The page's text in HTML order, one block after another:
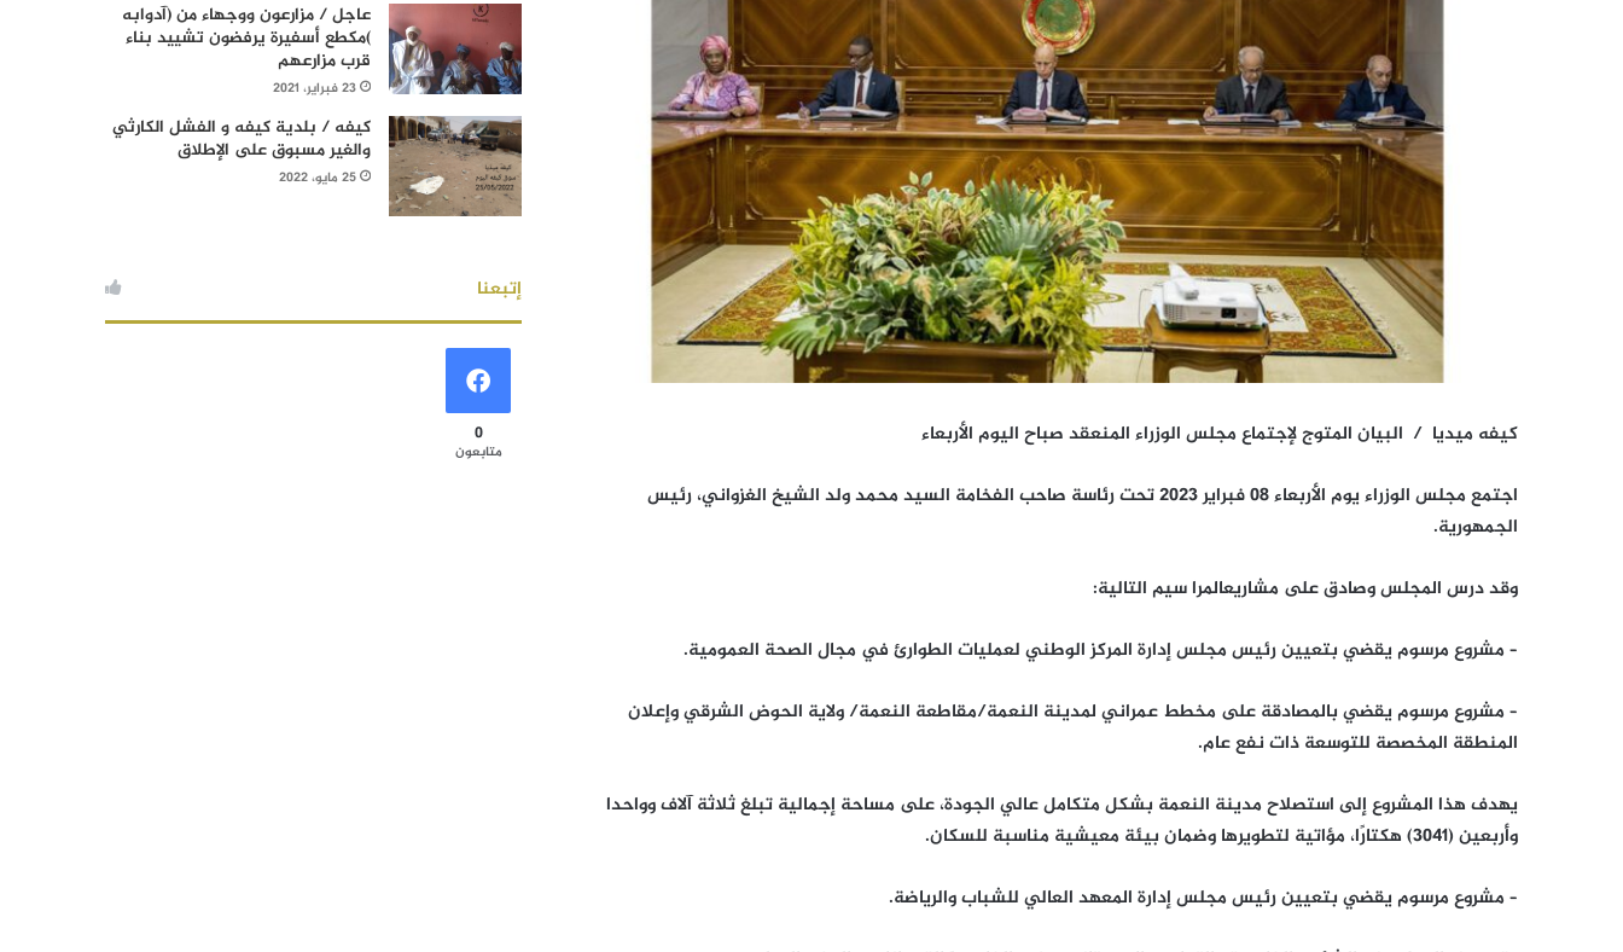
كيفه ميديا / البيان المتوج لإجتماع مجلس الوزراء المنعقد صباح اليوم الأربعاء
اجتمع مجلس الوزراء يوم الأربعاء 08 فبراير 2023 تحت رئاسة صاحب الفخامة السيد محمد ولد الشيخ الغزواني، رئيس
الجمهورية.
وقد درس المجلس وصادق على مشاريعالمرا سيم التالية:
– مشروع مرسوم يقضي بتعيين رئيس مجلس إدارة المركز الوطني لعمليات الطوارئ في مجال الصحة العمومية.
– مشروع مرسوم يقضي بالمصادقة على مخطط عمراني لمدينة النعمة/مقاطعة النعمة/ ولاية الحوض الشرقي وإعلان
المنطقة المخصصة للتوسعة ذات نفع عام.
يهدف هذا المشروع إلى استصلاح مدينة النعمة بشكل متكامل عالي الجودة، على مساحة إجمالية تبلغ ثلاثة آلاف وواحدا
وأربعين (3041) هكتارًا، مؤاتية لتطويرها وضمان بيئة معيشية مناسبة للسكان.
– مشروع مرسوم يقضي بتعيين رئيس مجلس إدارة المعهد العالي للشباب والرياضة.
عاجل / مزارعون ووجهاء من (آدوابه
)مكطع أسفيرة يرفضون تشييد بناء
قرب مزارعهم
23 فبراير، 2021
كيفه / بلدية كيفه و الفشل الكارثي
والغير مسبوق على الإطلاق
25 مايو، 2022
إتبعنا
0
متابعون